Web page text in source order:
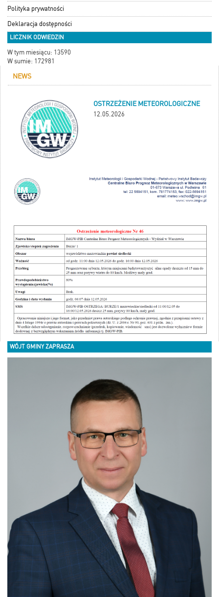
Polityka prywatności
Deklaracja dostępności
LICZNIK ODWIEDZIN
W tym miesiącu: 13590
W sumie: 172981
NEWS
OSTRZEŻENIE METEOROLOGICZNE
12.05.2026
WÓJT GMINY ZAPRASZA